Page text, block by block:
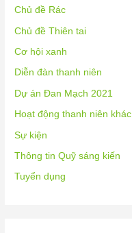
Chủ đề Rác
Chủ đề Thiên tai
Cơ hội xanh
Diễn đàn thanh niên
Dự án Đan Mạch 2021
Hoạt động thanh niên khác
Sự kiện
Thông tin Quỹ sáng kiến
Tuyển dụng